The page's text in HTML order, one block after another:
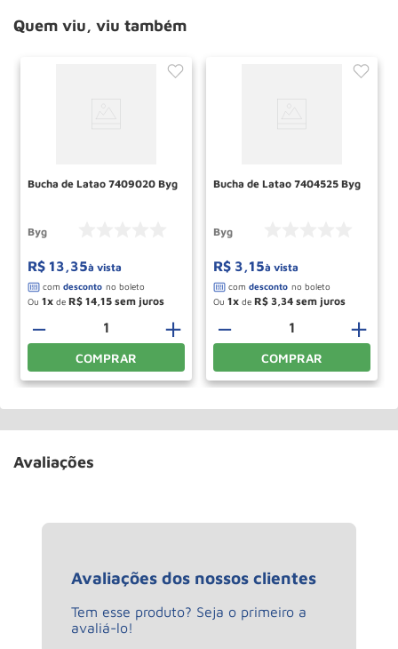
Quem viu, viu também
Bucha de Latao 7409020 Byg
Byg
R$ 13,35à vista
Ou 1 de R$ 14,15
＋
－
COMPRAR
Bucha de Latao 7404525 Byg
Byg
R$ 3,15à vista
Ou 1 de R$ 3,34
＋
－
COMPRAR
Avaliações
Avaliações dos nossos clientes
Tem esse produto? Seja o primeiro a
avaliá-lo!